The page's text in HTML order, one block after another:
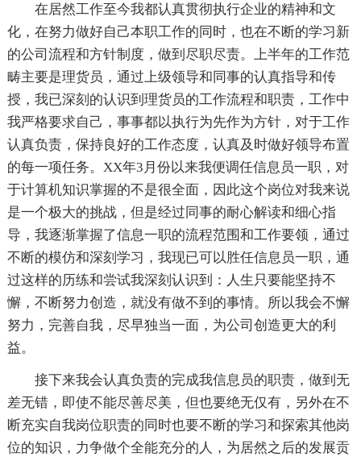
在居然工作至今我都认真贯彻执行企业的精神和文
化，在努力做好自己本职工作的同时，也在不断的学习新
的公司流程和方针制度，做到尽职尽责。上半年的工作范
畴主要是理货员，通过上级领导和同事的认真指导和传
授，我已深刻的认识到理货员的工作流程和职责，工作中
我严格要求自己，事事都以执行为先作为方针，对于工作
认真负责，保持良好的工作态度，认真及时做好领导布置
的每一项任务。XX年3月份以来我便调任信息员一职，对
于计算机知识掌握的不是很全面，因此这个岗位对我来说
是一个极大的挑战，但是经过同事的耐心解读和细心指
导，我逐渐掌握了信息一职的流程范围和工作要领，通过
不断的模仿和深刻学习，我现已可以胜任信息员一职，通
过这样的历练和尝试我深刻认识到：人生只要能坚持不
懈，不断努力创造，就没有做不到的事情。所以我会不懈
努力，完善自我，尽早独当一面，为公司创造更大的利
益。
接下来我会认真负责的完成我信息员的职责，做到无
差无错，即使不能尽善尽美，但也要绝无仅有，另外在不
断充实自我岗位职责的同时也要不断的学习和探索其他岗
位的知识，力争做个全能充分的人，为居然之后的发展贡